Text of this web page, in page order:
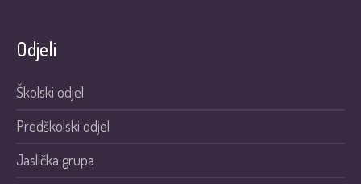
Odjeli
Školski odjel
Predškolski odjel
Jaslička grupa